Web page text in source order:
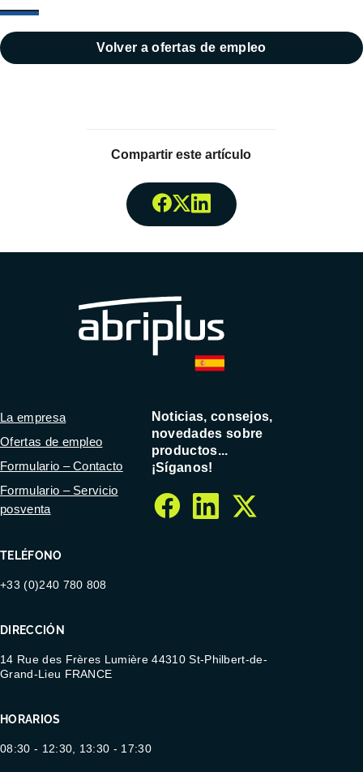
Volver a ofertas de empleo
Compartir este artículo
Compartir enFacebook
Compartir enTwitter
Compartir
TELÉFONO
+33 (0)240 780 808
DIRECCIÓN
14 Rue des Frères Lumière 44310 St-Philbert-de-
Grand-Lieu FRANCE
HORARIOS
08:30 - 12:30, 13:30 - 17:30
La empresa
Ofertas de empleo
Formulario – Contacto
Formulario – Servicio
posventa
Noticias, consejos,
novedades sobre
productos...
¡Síganos!
facebook
linkedin
twitter